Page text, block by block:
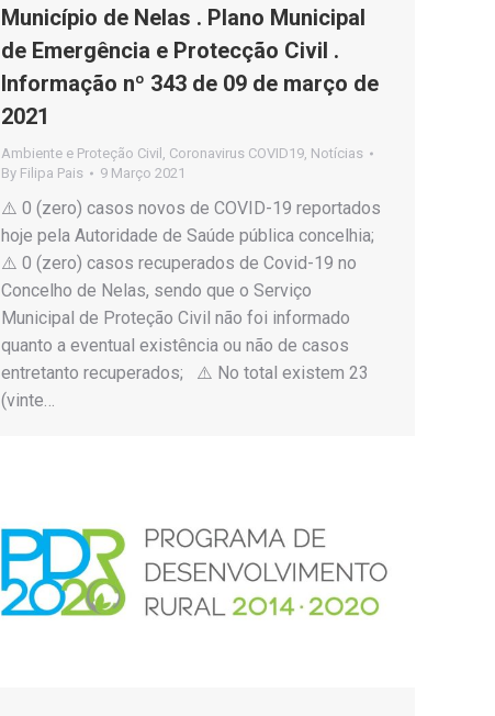
Município de Nelas . Plano Municipal
de Emergência e Protecção Civil .
Informação nº 343 de 09 de março de
2021
Ambiente e Proteção Civil Coronavirus COVID19 Notícias
By Filipa Pais 9 Março 2021
⚠️ 0 (zero) casos novos de COVID-19 reportados
hoje pela Autoridade de Saúde pública concelhia;
⚠️ 0 (zero) casos recuperados de Covid-19 no
Concelho de Nelas, sendo que o Serviço
Municipal de Proteção Civil não foi informado
quanto a eventual existência ou não de casos
entretanto recuperados; ⚠️ No total existem 23
(vinte…